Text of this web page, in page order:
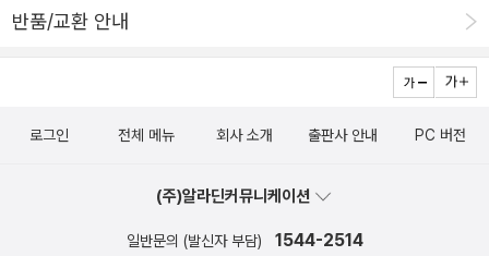
대답에 할 말을 잃었다.그리고 위의 두 사례는 데이터에서 확인할 수
그런데 이전에 비해 고독사가 줄어들었다? 이건 상식적으로 말이 되
고독사 발생 건수와 미스매치가 생기고, 그 격차가 더 커진 것이다. 솔
사 예방과 해결을 위해 제안한 것들을 다시 정리하면 이렇다. 1) 생활
공동체 형성. 2) 국가/사회와의 계약을 통한 가족 형성. 3) 그리고 이
며 밀리의 서재 구독권 일년치를 통큰 결심으로 구입했다. 돈이 아깝
전세계적으로 큰 주목을 끌고 있고 나도 챗GPT를 사용하면서 전에
장을 만들었고 바로 책을 담았다. 어제까지 3분의 2 정도 읽었나. ”최
니다. “ 그리고 다음과 같은 책들이 추려져서 보였다. * 심리학이 조
반품/교환 안내
로그인 전체 메뉴 회사 소개 출판사 안내 PC 버전
(주)알라딘커뮤니케이션
일반문의 (발신자 부담) 1544-2514